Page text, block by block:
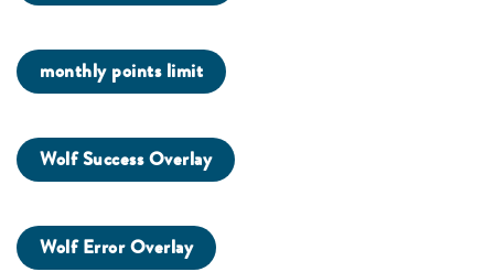
monthly points limit
Wolf Success Overlay
Wolf Error Overlay